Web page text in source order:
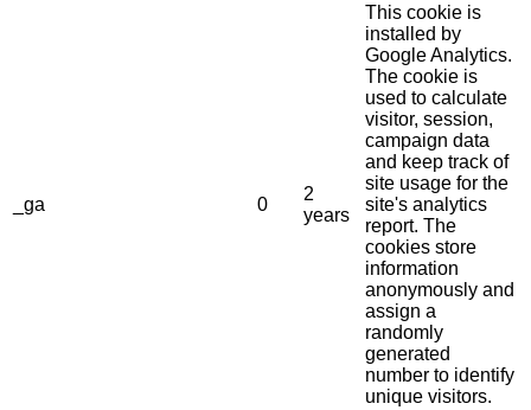
_ga 0
2
years
This cookie is
installed by
Google Analytics.
The cookie is
used to calculate
visitor, session,
campaign data
and keep track of
site usage for the
site's analytics
report. The
cookies store
information
anonymously and
assign a
randomly
generated
number to identify
unique visitors.